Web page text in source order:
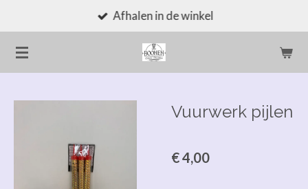
direct
naar
de
Afhalen in de winkel
Vuurwerk pijlen
€ 4,00